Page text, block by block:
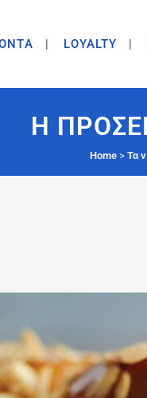
LOYALTY
Η
Home> Τα